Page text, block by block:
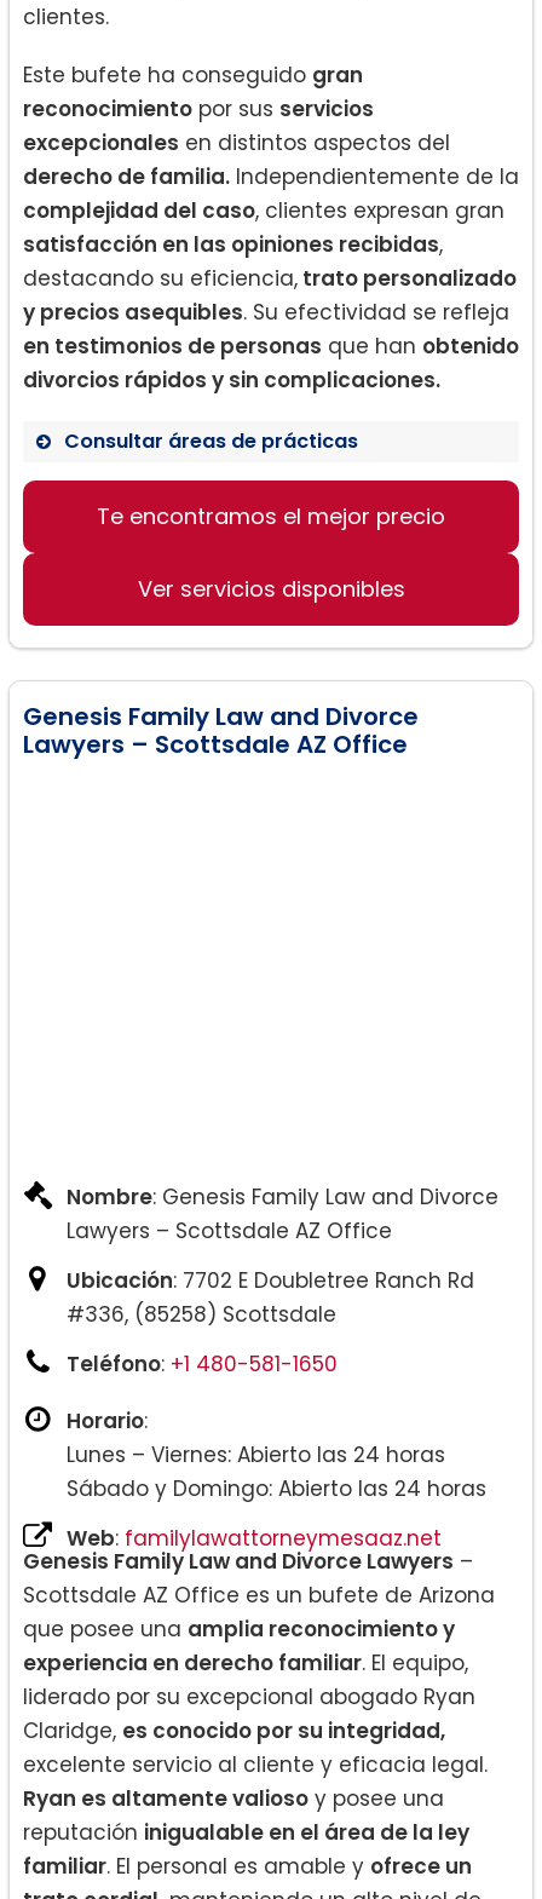
clientes.
Este bufete ha conseguido gran
reconocimiento por sus servicios
excepcionales en distintos aspectos del
derecho de familia. Independientemente de la
complejidad del caso, clientes expresan gran
satisfacción en las opiniones recibidas,
destacando su eficiencia, trato personalizado
y precios asequibles. Su efectividad se refleja
en testimonios de personas que han obtenido
divorcios rápidos y sin complicaciones.
Consultar áreas de prácticas
Divorcios
menores
Resoluciones de disputas familiares
Te encontramos el mejor precio
Ver servicios disponibles
Genesis Family Law and Divorce
Lawyers – Scottsdale AZ Office
Nombre: Genesis Family Law and Divorce
Lawyers – Scottsdale AZ Office
Ubicación: 7702 E Doubletree Ranch Rd
#336, (85258) Scottsdale
Teléfono: +1 480-581-1650
Horario:
Lunes – Viernes: Abierto las 24 horas
Sábado y Domingo: Abierto las 24 horas
Web: familylawattorneymesaaz.net
Genesis Family Law and Divorce Lawyers –
Scottsdale AZ Office es un bufete de Arizona
que posee una amplia reconocimiento y
experiencia en derecho familiar. El equipo,
liderado por su excepcional abogado Ryan
Claridge, es conocido por su integridad,
excelente servicio al cliente y eficacia legal.
Ryan es altamente valioso y posee una
reputación inigualable en el área de la ley
familiar. El personal es amable y ofrece un